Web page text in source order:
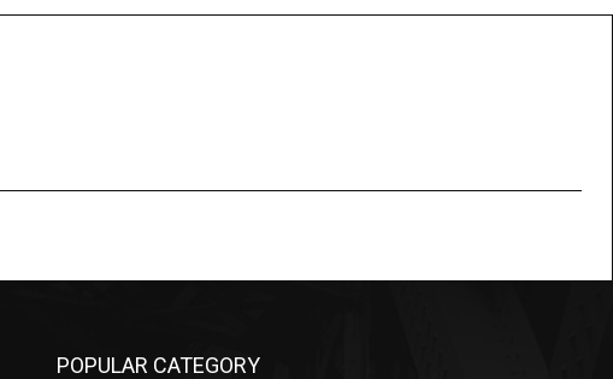
POPULAR CATEGORY